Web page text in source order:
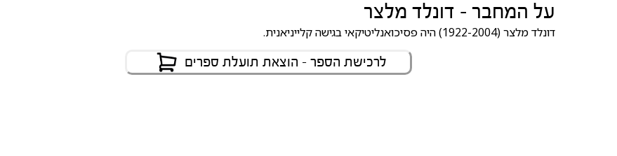
על המחבר - דונלד מלצר
דונלד מלצר (1922-2004) היה פסיכואנליטיקאי בגישה קלייניאנית.
לרכישת הספר - הוצאת תועלת ספרים